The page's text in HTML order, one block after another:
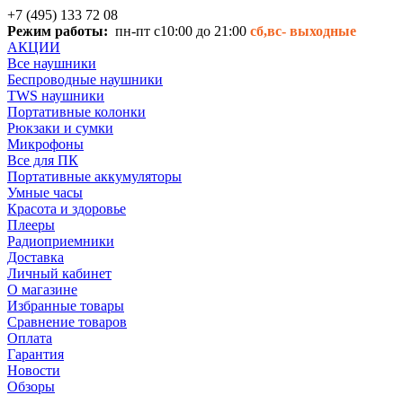
+7 (495) 133 72 08
Режим работы: пн-пт с10:00 до 21:00 сб,вс- выходные
АКЦИИ
Все наушники
Беспроводные наушники
TWS наушники
Портативные колонки
Рюкзаки и сумки
Микрофоны
Все для ПК
Портативные аккумуляторы
Умные часы
Красота и здоровье
Плееры
Радиоприемники
Доставка
Личный кабинет
О магазине
Избранные товары
Сравнение товаров
Оплата
Гарантия
Новости
Обзоры